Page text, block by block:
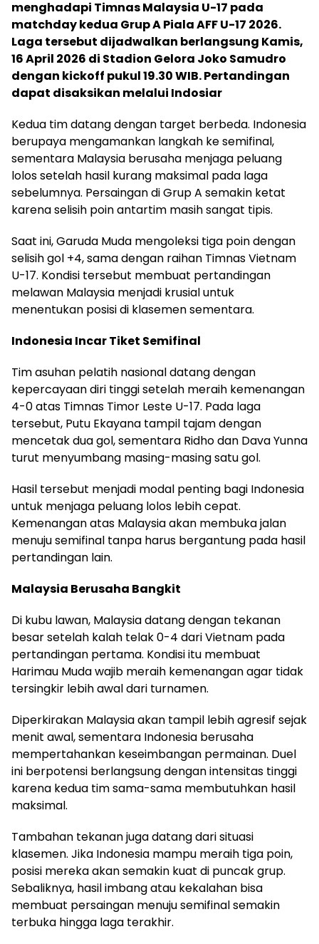
menghadapi Timnas Malaysia U-17 pada
matchday kedua Grup A Piala AFF U-17 2026.
Laga tersebut dijadwalkan berlangsung Kamis,
16 April 2026 di Stadion Gelora Joko Samudro
dengan kickoff pukul 19.30 WIB. Pertandingan
dapat disaksikan melalui Indosiar
Kedua tim datang dengan target berbeda. Indonesia
berupaya mengamankan langkah ke semifinal,
sementara Malaysia berusaha menjaga peluang
lolos setelah hasil kurang maksimal pada laga
sebelumnya. Persaingan di Grup A semakin ketat
karena selisih poin antartim masih sangat tipis.
Saat ini, Garuda Muda mengoleksi tiga poin dengan
selisih gol +4, sama dengan raihan Timnas Vietnam
U-17. Kondisi tersebut membuat pertandingan
melawan Malaysia menjadi krusial untuk
menentukan posisi di klasemen sementara.
Indonesia Incar Tiket Semifinal
Tim asuhan pelatih nasional datang dengan
kepercayaan diri tinggi setelah meraih kemenangan
4-0 atas Timnas Timor Leste U-17. Pada laga
tersebut, Putu Ekayana tampil tajam dengan
mencetak dua gol, sementara Ridho dan Dava Yunna
turut menyumbang masing-masing satu gol.
Hasil tersebut menjadi modal penting bagi Indonesia
untuk menjaga peluang lolos lebih cepat.
Kemenangan atas Malaysia akan membuka jalan
menuju semifinal tanpa harus bergantung pada hasil
pertandingan lain.
Malaysia Berusaha Bangkit
Di kubu lawan, Malaysia datang dengan tekanan
besar setelah kalah telak 0-4 dari Vietnam pada
pertandingan pertama. Kondisi itu membuat
Harimau Muda wajib meraih kemenangan agar tidak
tersingkir lebih awal dari turnamen.
Diperkirakan Malaysia akan tampil lebih agresif sejak
menit awal, sementara Indonesia berusaha
mempertahankan keseimbangan permainan. Duel
ini berpotensi berlangsung dengan intensitas tinggi
karena kedua tim sama-sama membutuhkan hasil
maksimal.
Tambahan tekanan juga datang dari situasi
klasemen. Jika Indonesia mampu meraih tiga poin,
posisi mereka akan semakin kuat di puncak grup.
Sebaliknya, hasil imbang atau kekalahan bisa
membuat persaingan menuju semifinal semakin
terbuka hingga laga terakhir.